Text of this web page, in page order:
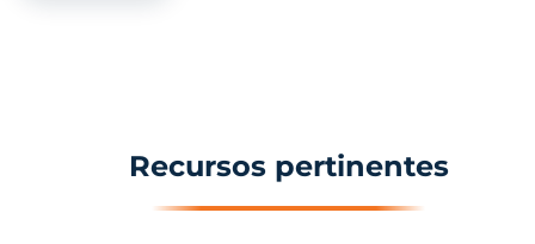
Recursos pertinentes